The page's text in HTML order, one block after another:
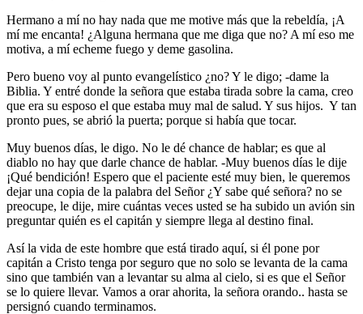
Hermano a mí no hay nada que me motive más que la rebeldía, ¡A
mí me encanta! ¿Alguna hermana que me diga que no? A mí eso me
motiva, a mí echeme fuego y deme gasolina.
Pero bueno voy al punto evangelístico ¿no? Y le digo; -dame la
Biblia. Y entré donde la señora que estaba tirada sobre la cama, creo
que era su esposo el que estaba muy mal de salud. Y sus hijos. Y tan
pronto pues, se abrió la puerta; porque si había que tocar.
Muy buenos días, le digo. No le dé chance de hablar; es que al
diablo no hay que darle chance de hablar. -Muy buenos días le dije
¡Qué bendición! Espero que el paciente esté muy bien, le queremos
dejar una copia de la palabra del Señor ¿Y sabe qué señora? no se
preocupe, le dije, mire cuántas veces usted se ha subido un avión sin
preguntar quién es el capitán y siempre llega al destino final.
Así la vida de este hombre que está tirado aquí, si él pone por
capitán a Cristo tenga por seguro que no solo se levanta de la cama
sino que también van a levantar su alma al cielo, si es que el Señor
se lo quiere llevar. Vamos a orar ahorita, la señora orando.. hasta se
persignó cuando terminamos.